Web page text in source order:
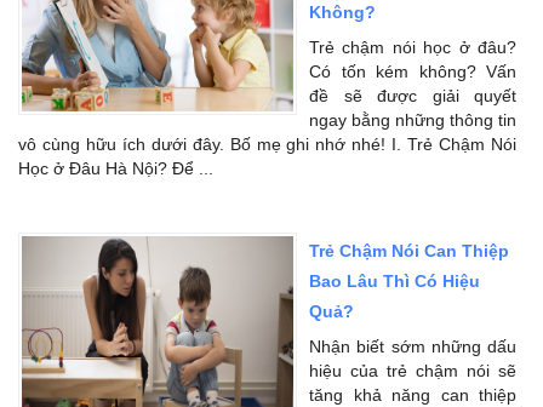
Không?
Trẻ chậm nói học ở đâu?
Có tốn kém không? Vấn
đề sẽ được giải quyết
ngay bằng những thông tin
vô cùng hữu ích dưới đây. Bố mẹ ghi nhớ nhé! I. Trẻ Chậm Nói
Học ở Đâu Hà Nội? Để ...
Trẻ Chậm Nói Can Thiệp
Bao Lâu Thì Có Hiệu
Quả?
Nhận biết sớm những dấu
hiệu của trẻ chậm nói sẽ
tăng khả năng can thiệp